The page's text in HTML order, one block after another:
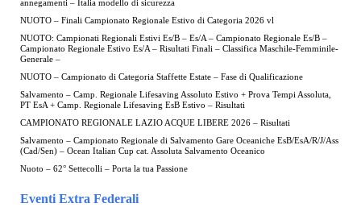
annegamenti – Italia modello di sicurezza
NUOTO – Finali Campionato Regionale Estivo di Categoria 2026 vl
NUOTO: Campionati Regionali Estivi Es/B – Es/A – Campionato Regionale Es/B –
Campionato Regionale Estivo Es/A – Risultati Finali – Classifica Maschile-Femminile-
Generale –
NUOTO – Campionato di Categoria Staffette Estate – Fase di Qualificazione
Salvamento – Camp. Regionale Lifesaving Assoluto Estivo + Prova Tempi Assoluta,
PT EsA + Camp. Regionale Lifesaving EsB Estivo – Risultati
CAMPIONATO REGIONALE LAZIO ACQUE LIBERE 2026 – Risultati
Salvamento – Campionato Regionale di Salvamento Gare Oceaniche EsB/EsA/R/J/Ass
(Cad/Sen) – Ocean Italian Cup cat. Assoluta Salvamento Oceanico
Nuoto – 62° Settecolli – Porta la tua Passione
Eventi Extra Federali